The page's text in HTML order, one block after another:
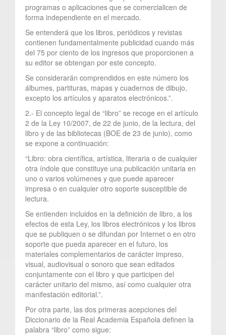
programas o aplicaciones que se comercialicen de
forma independiente en el mercado.
Se entenderá que los libros, periódicos y revistas
contienen fundamentalmente publicidad cuando más
del 75 por ciento de los ingresos que proporcionen a
su editor se obtengan por este concepto.
Se considerarán comprendidos en este número los
álbumes, partituras, mapas y cuadernos de dibujo,
excepto los artículos y aparatos electrónicos.”.
2.- El concepto legal de “libro” se recoge en el artículo
2 de la Ley 10/2007, de 22 de junio, de la lectura, del
libro y de las bibliotecas (BOE de 23 de junio), como
se expone a continuación:
“Libro: obra científica, artística, literaria o de cualquier
otra índole que constituye una publicación unitaria en
uno o varios volúmenes y que puede aparecer
impresa o en cualquier otro soporte susceptible de
lectura.
Se entienden incluidos en la definición de libro, a los
efectos de esta Ley, los libros electrónicos y los libros
que se publiquen o se difundan por Internet o en otro
soporte que pueda aparecer en el futuro, los
materiales complementarios de carácter impreso,
visual, audiovisual o sonoro que sean editados
conjuntamente con el libro y que participen del
carácter unitario del mismo, así como cualquier otra
manifestación editorial.”.
Por otra parte, las dos primeras acepciones del
Diccionario de la Real Academia Española definen la
palabra “libro” como sigue: